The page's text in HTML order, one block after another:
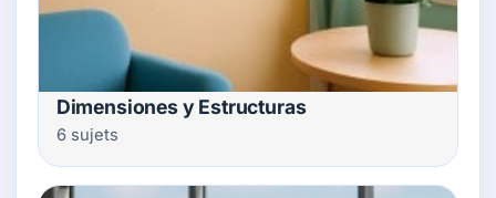
Dimensiones y Estructuras
6 sujets